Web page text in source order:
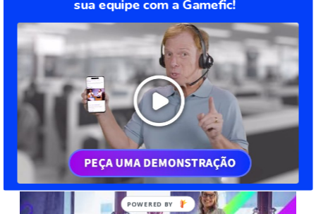
5 Methodologies to help with management
Managing your team during remote work is not as hard as you
imagine. Currently, there are several tools that can help to make
a good
sua equipe com a Gamefic!